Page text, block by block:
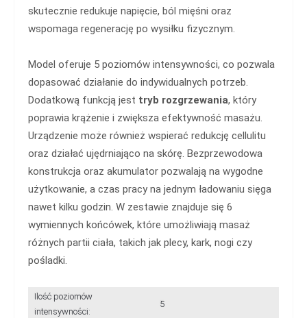
skutecznie redukuje napięcie, ból mięśni oraz
wspomaga regenerację po wysiłku fizycznym.
Model oferuje 5 poziomów intensywności, co pozwala
dopasować działanie do indywidualnych potrzeb.
Dodatkową funkcją jest tryb rozgrzewania, który
poprawia krążenie i zwiększa efektywność masażu.
Urządzenie może również wspierać redukcję cellulitu
oraz działać ujędrniająco na skórę. Bezprzewodowa
konstrukcja oraz akumulator pozwalają na wygodne
użytkowanie, a czas pracy na jednym ładowaniu sięga
nawet kilku godzin. W zestawie znajduje się 6
wymiennych końcówek, które umożliwiają masaż
różnych partii ciała, takich jak plecy, kark, nogi czy
pośladki.
Ilość poziomów
intensywności:
5